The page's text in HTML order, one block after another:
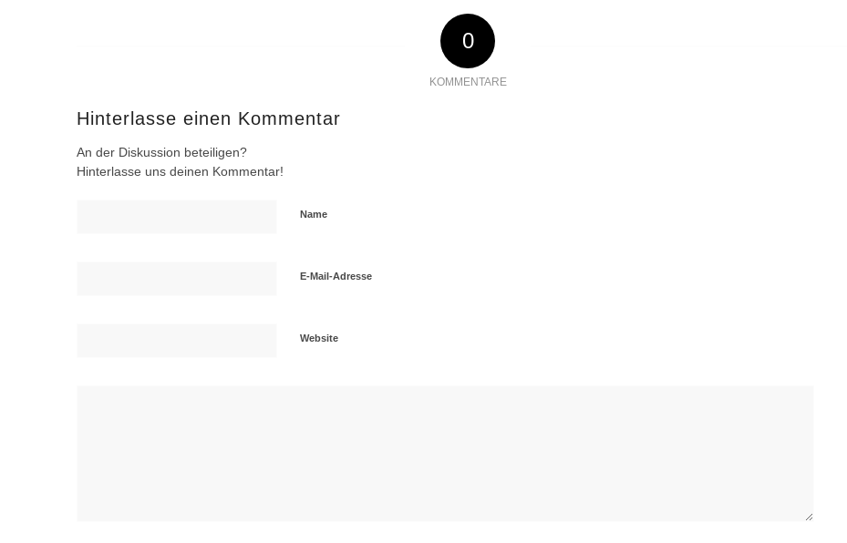
0
KOMMENTARE
Hinterlasse einen Kommentar
An der Diskussion beteiligen?
Hinterlasse uns deinen Kommentar!
Name
E-Mail-Adresse
Website